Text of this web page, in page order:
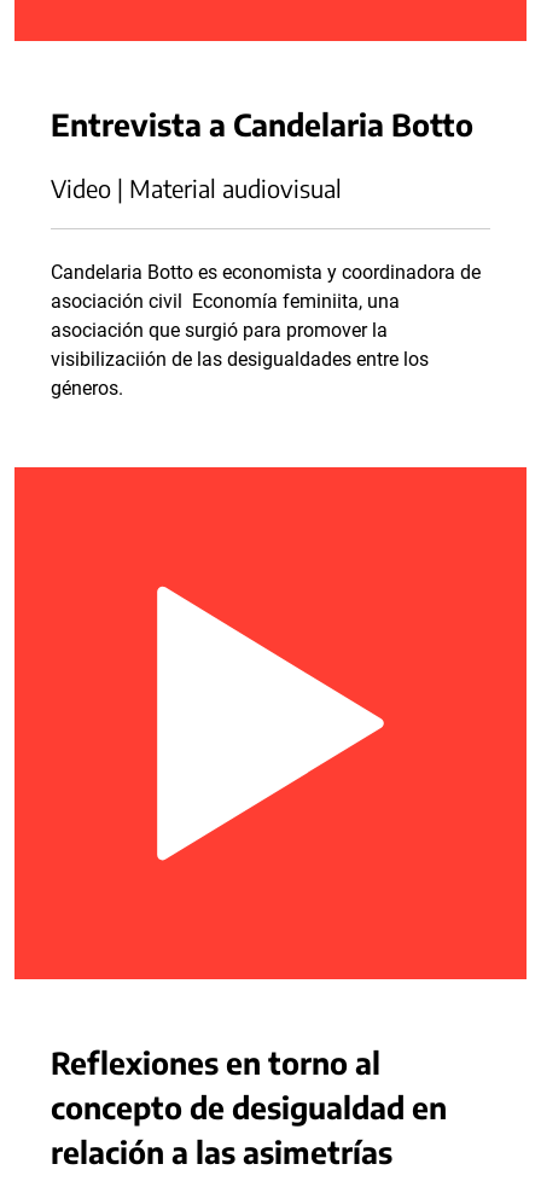
Entrevista a Candelaria Botto
Video | Material audiovisual
Candelaria Botto es economista y coordinadora de
asociación civil Economía feminiita, una
asociación que surgió para promover la
visibilizaciión de las desigualdades entre los
géneros.
Reflexiones en torno al
concepto de desigualdad en
relación a las asimetrías